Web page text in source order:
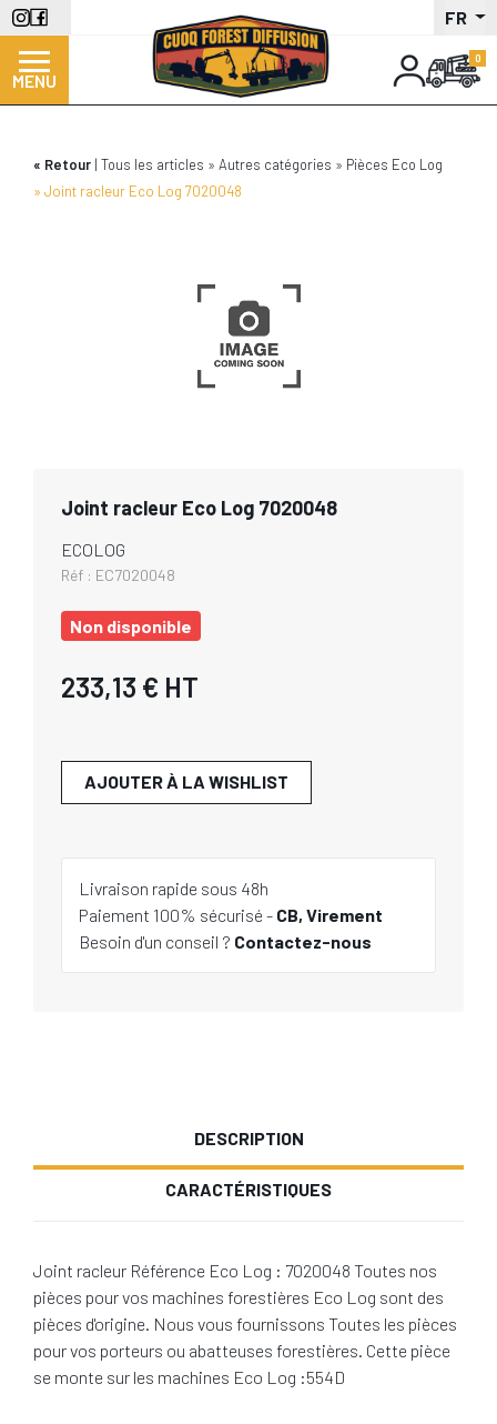
Aller
au
contenu
principal
FR
MENU
Retour Tous les articles Autres catégories
Pièces Eco Log
Joint racleur Eco Log 7020048
Joint racleur Eco Log 7020048
ECOLOG
Réf : EC7020048
Non disponible
233,13 € HT
AJOUTER À LA WISHLIST
Livraison rapide sous 48h
Paiement 100% sécurisé - CB, Virement
Besoin d'un conseil ? Contactez-nous
DESCRIPTION
CARACTÉRISTIQUES
Joint racleur Référence Eco Log : 7020048 Toutes nos
pièces pour vos machines forestières Eco Log sont des
pièces d'origine. Nous vous fournissons Toutes les pièces
pour vos porteurs ou abatteuses forestières. Cette pièce
se monte sur les machines Eco Log :554D